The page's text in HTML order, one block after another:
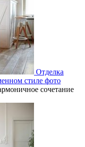
Отделка
стиле фото
сочетание